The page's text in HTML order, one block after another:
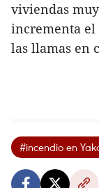
viviendas
incrementa el
las llamas en
#incendio en